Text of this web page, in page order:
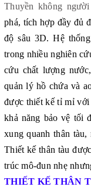
Thuyền không
phá, tích hợp đầy đủ
độ sâu 3D. Hệ
trong nhiều nghiên
cứu chất lượng
quản lý hồ chứa và
được thiết kế tỉ mỉ với
khả năng bảo vệ tối
xung quanh thân
Thiết kế thân tàu
trúc mô-đun nhẹ
THIẾT KẾ THÂN